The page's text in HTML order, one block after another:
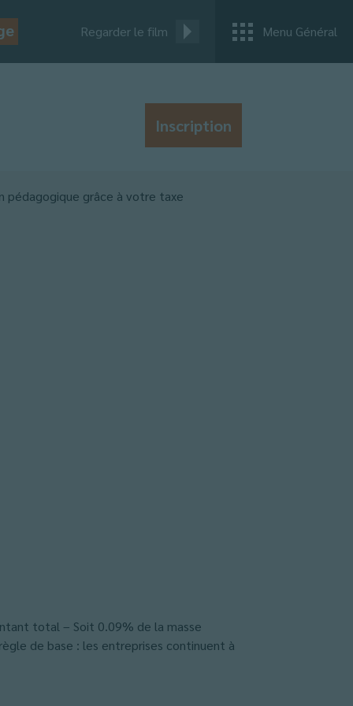
Regarder le film Menu Général
Inscription
pédagogique grâce à votre taxe
total – Soit 0.09% de la masse
de base : les entreprises continuent à